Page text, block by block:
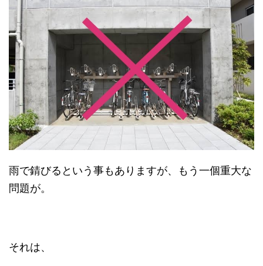
雨で錆びるという事もありますが、もう一個重大な
問題が。
それは、